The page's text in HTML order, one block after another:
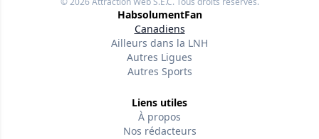
HabsolumentFan
Canadiens
Ailleurs dans la LNH
Autres Ligues
Autres Sports
Liens utiles
À propos
Nos rédacteurs